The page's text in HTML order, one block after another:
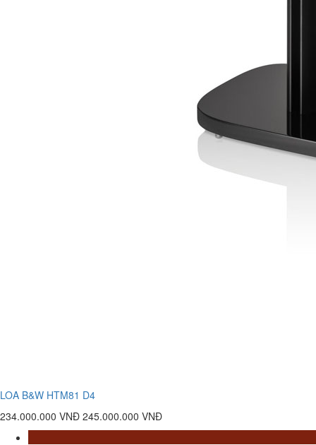
LOA B&W HTM81 D4
234.000.000 VNĐ 245.000.000 VNĐ